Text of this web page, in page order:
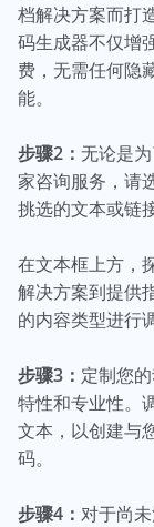
档解决方案而打
码生成器不仅增
费，无需任何隐
能。
步骤2： 无论是
家咨询服务，请
挑选的文本或链
在文本框上方，
解决方案到提供
的内容类型进行
步骤3： 定制您
特性和专业性。
文本，以创建与
码。
步骤4： 对于尚